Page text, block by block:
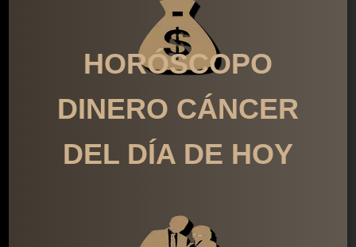
HORÓSCOPO
DINERO CÁNCER
DEL DÍA DE HOY